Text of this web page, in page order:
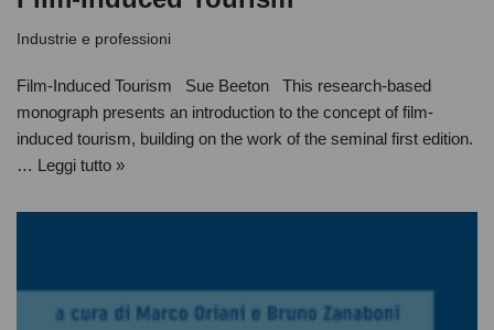
Industrie e professioni
Film-Induced Tourism Sue Beeton This research-based
monograph presents an introduction to the concept of film-
induced tourism, building on the work of the seminal first edition.
… Leggi tutto »